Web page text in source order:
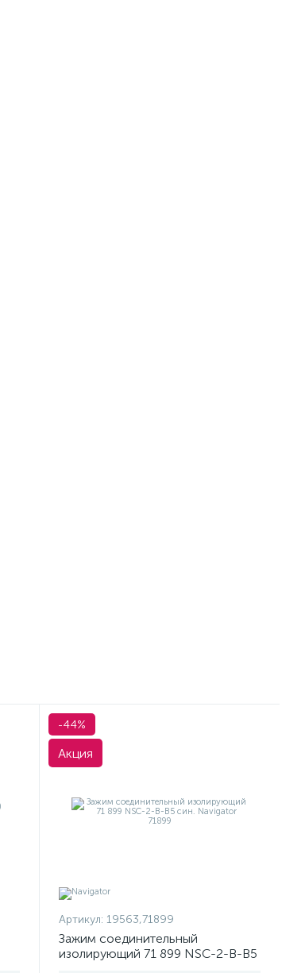
-44%
Акция
Артикул: 19563,71899
Зажим соединительный
изолирующий 71 899 NSC-2-B-B5